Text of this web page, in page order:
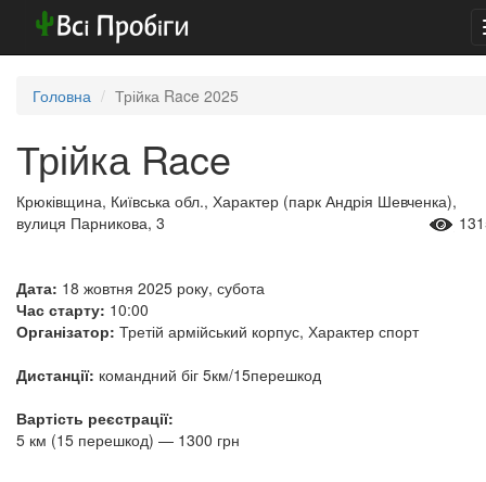
Головна Трійка Race 2025
Трійка Race
Крюківщина, Київська обл., Характер (парк Андрія Шевченка),
вулиця Парникова, 3
Дата: 18 жовтня 2025 року, субота
Час старту: 10:00
Організатор: Третій армійський корпус, Характер спорт
Дистанції: командний біг 5км/15перешкод
Вартість реєстрації:
5 км (15 перешкод) — 1300 грн